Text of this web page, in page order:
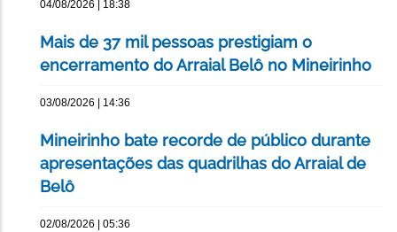
04/08/2026 | 18:38
Mais de 37 mil pessoas prestigiam o
encerramento do Arraial Belô no Mineirinho
03/08/2026 | 14:36
Mineirinho bate recorde de público durante
apresentações das quadrilhas do Arraial de
Belô
02/08/2026 | 05:36